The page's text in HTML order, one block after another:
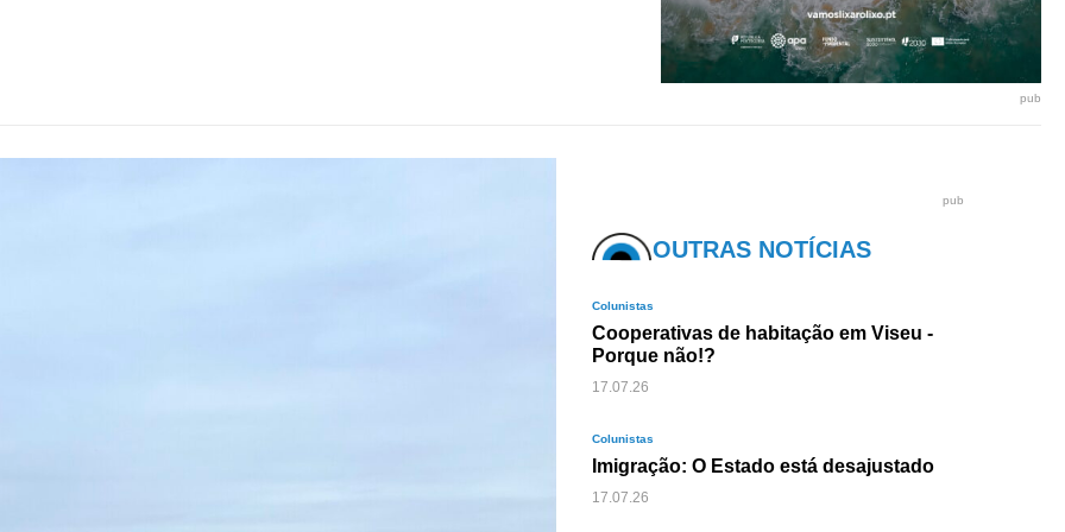
pub
pub
OUTRAS NOTÍCIAS
Colunistas
Cooperativas de habitação em Viseu -
Porque não!?
17.07.26
Colunistas
Imigração: O Estado está desajustado
17.07.26